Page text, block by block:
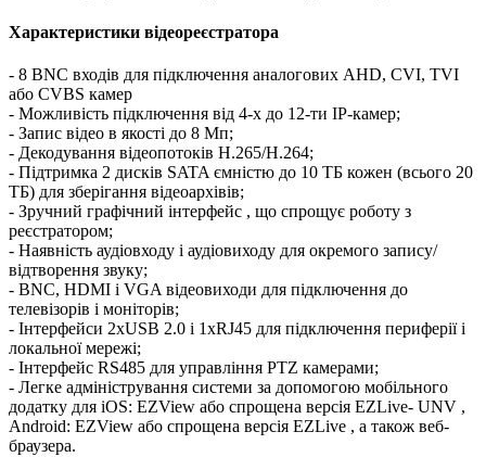
Характеристики відеореєстратора
- 8 BNC входів для підключення аналогових AHD, CVI, TVI
або CVBS камер
- Можливість підключення від 4-х до 12-ти IP-камер;
- Запис відео в якості до 8 Мп;
- Декодування відеопотоків H.265/H.264;
- Підтримка 2 дисків SATA ємністю до 10 ТБ кожен (всього 20
ТБ) для зберігання відеоархівів;
- Зручний графічний інтерфейс , що спрощує роботу з
реєстратором;
- Наявність аудіовходу і аудіовиходу для окремого запису/
відтворення звуку;
- BNC, HDMI і VGA відеовиходи для підключення до
телевізорів і моніторів;
- Інтерфейси 2хUSB 2.0 і 1хRJ45 для підключення периферії і
локальної мережі;
- Інтерфейс RS485 для управління PTZ камерами;
- Легке адміністрування системи за допомогою мобільного
додатку для iOS: EZView або спрощена версія EZLive- UNV ,
Android: EZView або спрощена версія EZLive , а також веб-
браузера.